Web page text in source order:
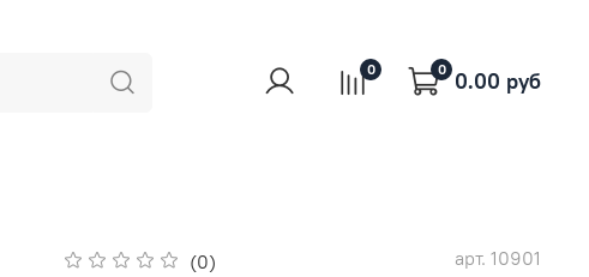
0 0 0.00 руб
(0) арт. 10901